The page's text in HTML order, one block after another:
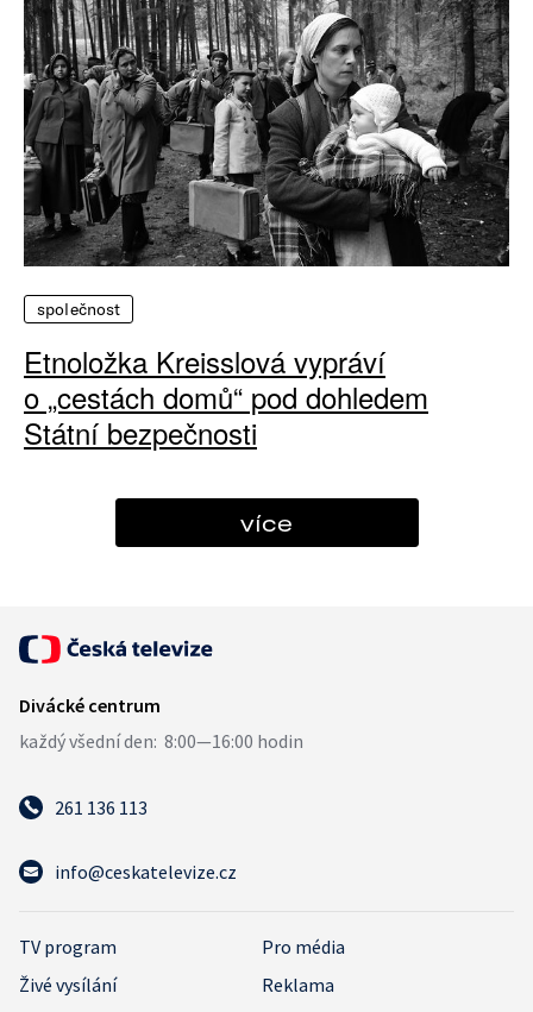
společnost
Etnoložka Kreisslová vypráví
o „cestách domů“ pod dohledem
Státní bezpečnosti
více
261 136 113
info@ceskatelevize.cz
TV program
Pro média
Živé vysílání
Reklama